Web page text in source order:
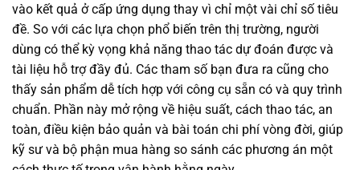
vào kết quả ở cấp ứng dụng thay vì chỉ một vài chỉ số tiêu
đề. So với các lựa chọn phổ biến trên thị trường, người
dùng có thể kỳ vọng khả năng thao tác dự đoán được và
tài liệu hỗ trợ đầy đủ. Các tham số bạn đưa ra cũng cho
thấy sản phẩm dễ tích hợp với công cụ sẵn có và quy trình
chuẩn. Phần này mở rộng về hiệu suất, cách thao tác, an
toàn, điều kiện bảo quản và bài toán chi phí vòng đời, giúp
kỹ sư và bộ phận mua hàng so sánh các phương án một